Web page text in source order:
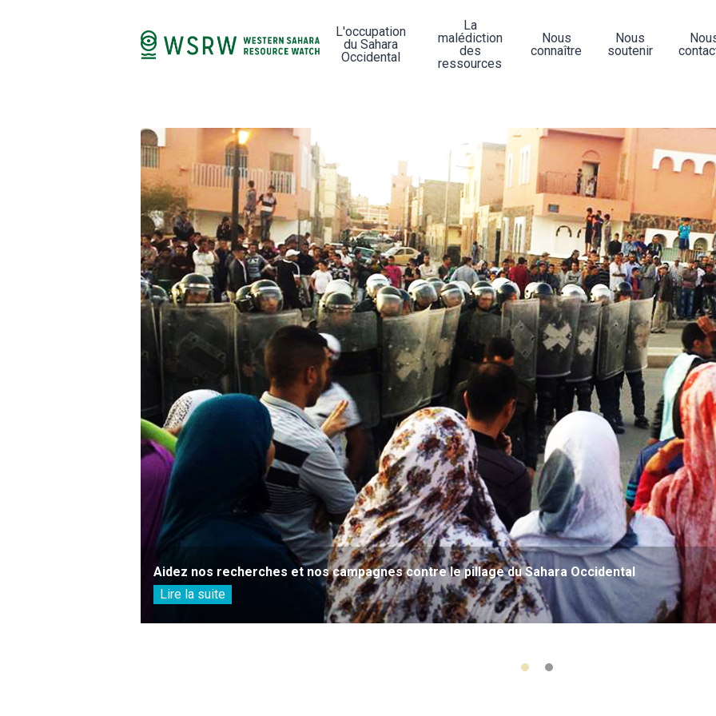
L'occupation
du Sahara
Occidental
La
malédiction
des
ressources
Nous
connaître
Nous
soutenir
Aidez nos recherches et nos campagnes contre le pillage du Sahara Occidental
Lire la suite